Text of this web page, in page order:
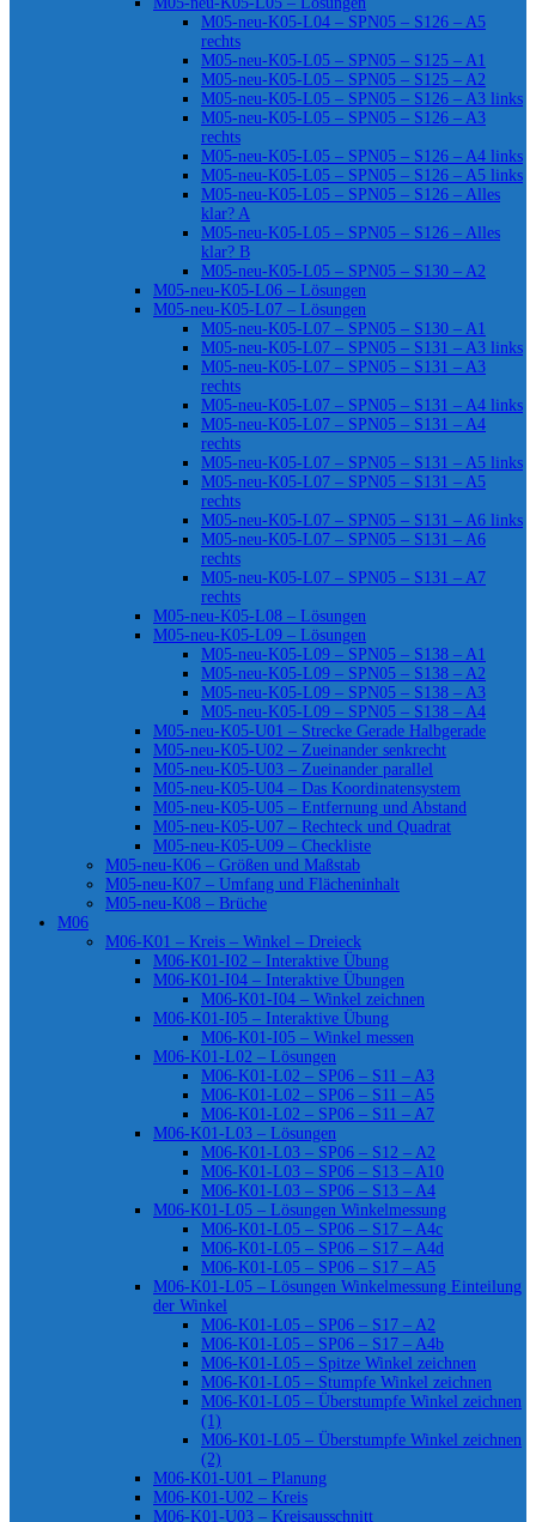
M05-neu-K05-L04 – SPN05 – S126 – A5
rechts
M05-neu-K05-L05 – SPN05 – S125 – A1
M05-neu-K05-L05 – SPN05 – S125 – A2
M05-neu-K05-L05 – SPN05 – S126 – A3 links
M05-neu-K05-L05 – SPN05 – S126 – A3
rechts
M05-neu-K05-L05 – SPN05 – S126 – A4 links
M05-neu-K05-L05 – SPN05 – S126 – A5 links
M05-neu-K05-L05 – SPN05 – S126 – Alles
klar? A
M05-neu-K05-L05 – SPN05 – S126 – Alles
klar? B
M05-neu-K05-L05 – SPN05 – S130 – A2
M05-neu-K05-L06 – Lösungen
M05-neu-K05-L07 – Lösungen
M05-neu-K05-L07 – SPN05 – S130 – A1
M05-neu-K05-L07 – SPN05 – S131 – A3 links
M05-neu-K05-L07 – SPN05 – S131 – A3
rechts
M05-neu-K05-L07 – SPN05 – S131 – A4 links
M05-neu-K05-L07 – SPN05 – S131 – A4
rechts
M05-neu-K05-L07 – SPN05 – S131 – A5 links
M05-neu-K05-L07 – SPN05 – S131 – A5
rechts
M05-neu-K05-L07 – SPN05 – S131 – A6 links
M05-neu-K05-L07 – SPN05 – S131 – A6
rechts
M05-neu-K05-L07 – SPN05 – S131 – A7
rechts
M05-neu-K05-L08 – Lösungen
M05-neu-K05-L09 – Lösungen
M05-neu-K05-L09 – SPN05 – S138 – A1
M05-neu-K05-L09 – SPN05 – S138 – A2
M05-neu-K05-L09 – SPN05 – S138 – A3
M05-neu-K05-L09 – SPN05 – S138 – A4
M05-neu-K05-U01 – Strecke Gerade Halbgerade
M05-neu-K05-U02 – Zueinander senkrecht
M05-neu-K05-U03 – Zueinander parallel
M05-neu-K05-U04 – Das Koordinatensystem
M05-neu-K05-U05 – Entfernung und Abstand
M05-neu-K05-U07 – Rechteck und Quadrat
M05-neu-K05-U09 – Checkliste
M05-neu-K06 – Größen und Maßstab
M05-neu-K07 – Umfang und Flächeninhalt
M05-neu-K08 – Brüche
M06
M06-K01 – Kreis – Winkel – Dreieck
M06-K01-I02 – Interaktive Übung
M06-K01-I04 – Interaktive Übungen
M06-K01-I04 – Winkel zeichnen
M06-K01-I05 – Interaktive Übung
M06-K01-I05 – Winkel messen
M06-K01-L02 – Lösungen
M06-K01-L02 – SP06 – S11 – A3
M06-K01-L02 – SP06 – S11 – A5
M06-K01-L02 – SP06 – S11 – A7
M06-K01-L03 – Lösungen
M06-K01-L03 – SP06 – S12 – A2
M06-K01-L03 – SP06 – S13 – A10
M06-K01-L03 – SP06 – S13 – A4
M06-K01-L05 – Lösungen Winkelmessung
M06-K01-L05 – SP06 – S17 – A4c
M06-K01-L05 – SP06 – S17 – A4d
M06-K01-L05 – SP06 – S17 – A5
M06-K01-L05 – Lösungen Winkelmessung Einteilung
der Winkel
M06-K01-L05 – SP06 – S17 – A2
M06-K01-L05 – SP06 – S17 – A4b
M06-K01-L05 – Spitze Winkel zeichnen
M06-K01-L05 – Stumpfe Winkel zeichnen
M06-K01-L05 – Überstumpfe Winkel zeichnen
(1)
M06-K01-L05 – Überstumpfe Winkel zeichnen
(2)
M06-K01-U01 – Planung
M06-K01-U02 – Kreis
M06-K01-U03 – Kreisausschnitt